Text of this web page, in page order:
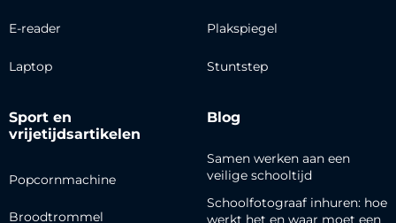
E-reader
Laptop
Plakspiegel
Stuntstep
Sport en
vrijetijdsartikelen
Popcornmachine
Broodtrommel
Blog
Samen werken aan een
veilige schooltijd
Schoolfotograaf inhuren: hoe
werkt het en waar moet een